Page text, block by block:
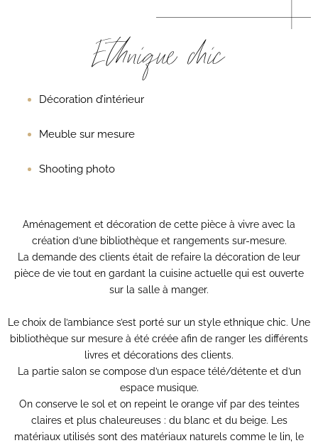
Ethnique chic
Décoration d’intérieur
Meuble sur mesure
Shooting photo
Aménagement et décoration de cette pièce à vivre avec la
création d’une bibliothèque et rangements sur-mesure.
La demande des clients était de refaire la décoration de leur
pièce de vie tout en gardant la cuisine actuelle qui est ouverte
sur la salle à manger.
Le choix de l’ambiance s’est porté sur un style ethnique chic. Une
bibliothèque sur mesure à été créée afin de ranger les différents
livres et décorations des clients.
La partie salon se compose d’un espace télé/détente et d’un
espace musique.
On conserve le sol et on repeint le orange vif par des teintes
claires et plus chaleureuses : du blanc et du beige. Les
matériaux utilisés sont des matériaux naturels comme le lin, le